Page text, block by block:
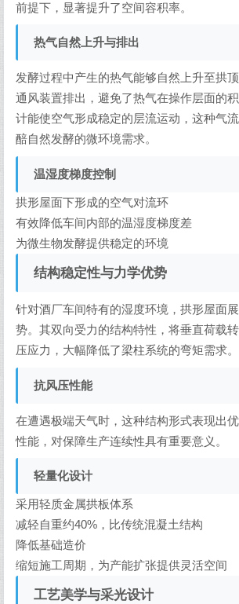
前提下，显著提升了空间容积率。
热气自然上升与排出
发酵过程中产生的热气能够自然上升至拱
通风装置排出，避免了热气在操作层面的
计能使空气形成稳定的层流运动，这种气
醅自然发酵的微环境需求。
温湿度梯度控制
拱形屋面下形成的空气对流环
有效降低车间内部的温湿度梯度差
为微生物发酵提供稳定的环境
结构稳定性与力学优势
针对酒厂车间特有的湿度环境，拱形屋面
势。其双向受力的结构特性，将垂直荷载
压应力，大幅降低了梁柱系统的弯矩需求。
抗风压性能
在遭遇极端天气时，这种结构形式表现出
性能，对保障生产连续性具有重要意义。
轻量化设计
采用轻质金属拱板体系
减轻自重约40%，比传统混凝土结构
降低基础造价
缩短施工周期，为产能扩张提供灵活空间
工艺美学与采光设计